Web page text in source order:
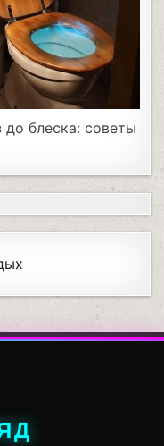
до блеска: советы